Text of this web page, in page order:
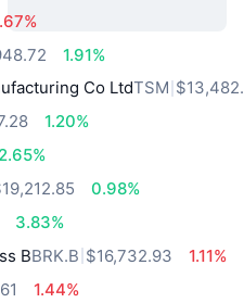
1.91%
Co LtdTSM
1.20%
0.98%
3.83%
BBRK.B $16,732.93
1.11%
1.44%